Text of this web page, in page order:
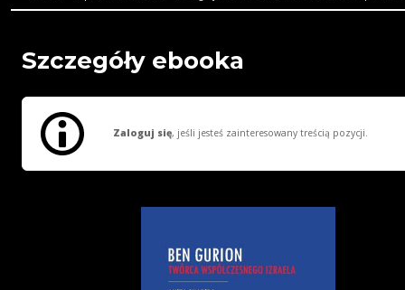
Szczegóły ebooka
Zaloguj się, jeśli jesteś zainteresowany treścią pozycji.